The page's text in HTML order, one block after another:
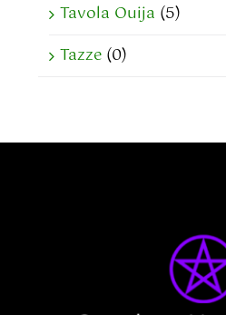
Tavola Ouija (5)
Tazze (0)